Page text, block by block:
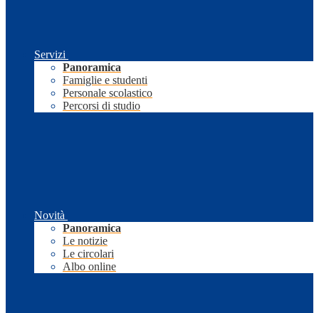
Servizi
Panoramica
Famiglie e studenti
Personale scolastico
Percorsi di studio
Novità
Panoramica
Le notizie
Le circolari
Albo online